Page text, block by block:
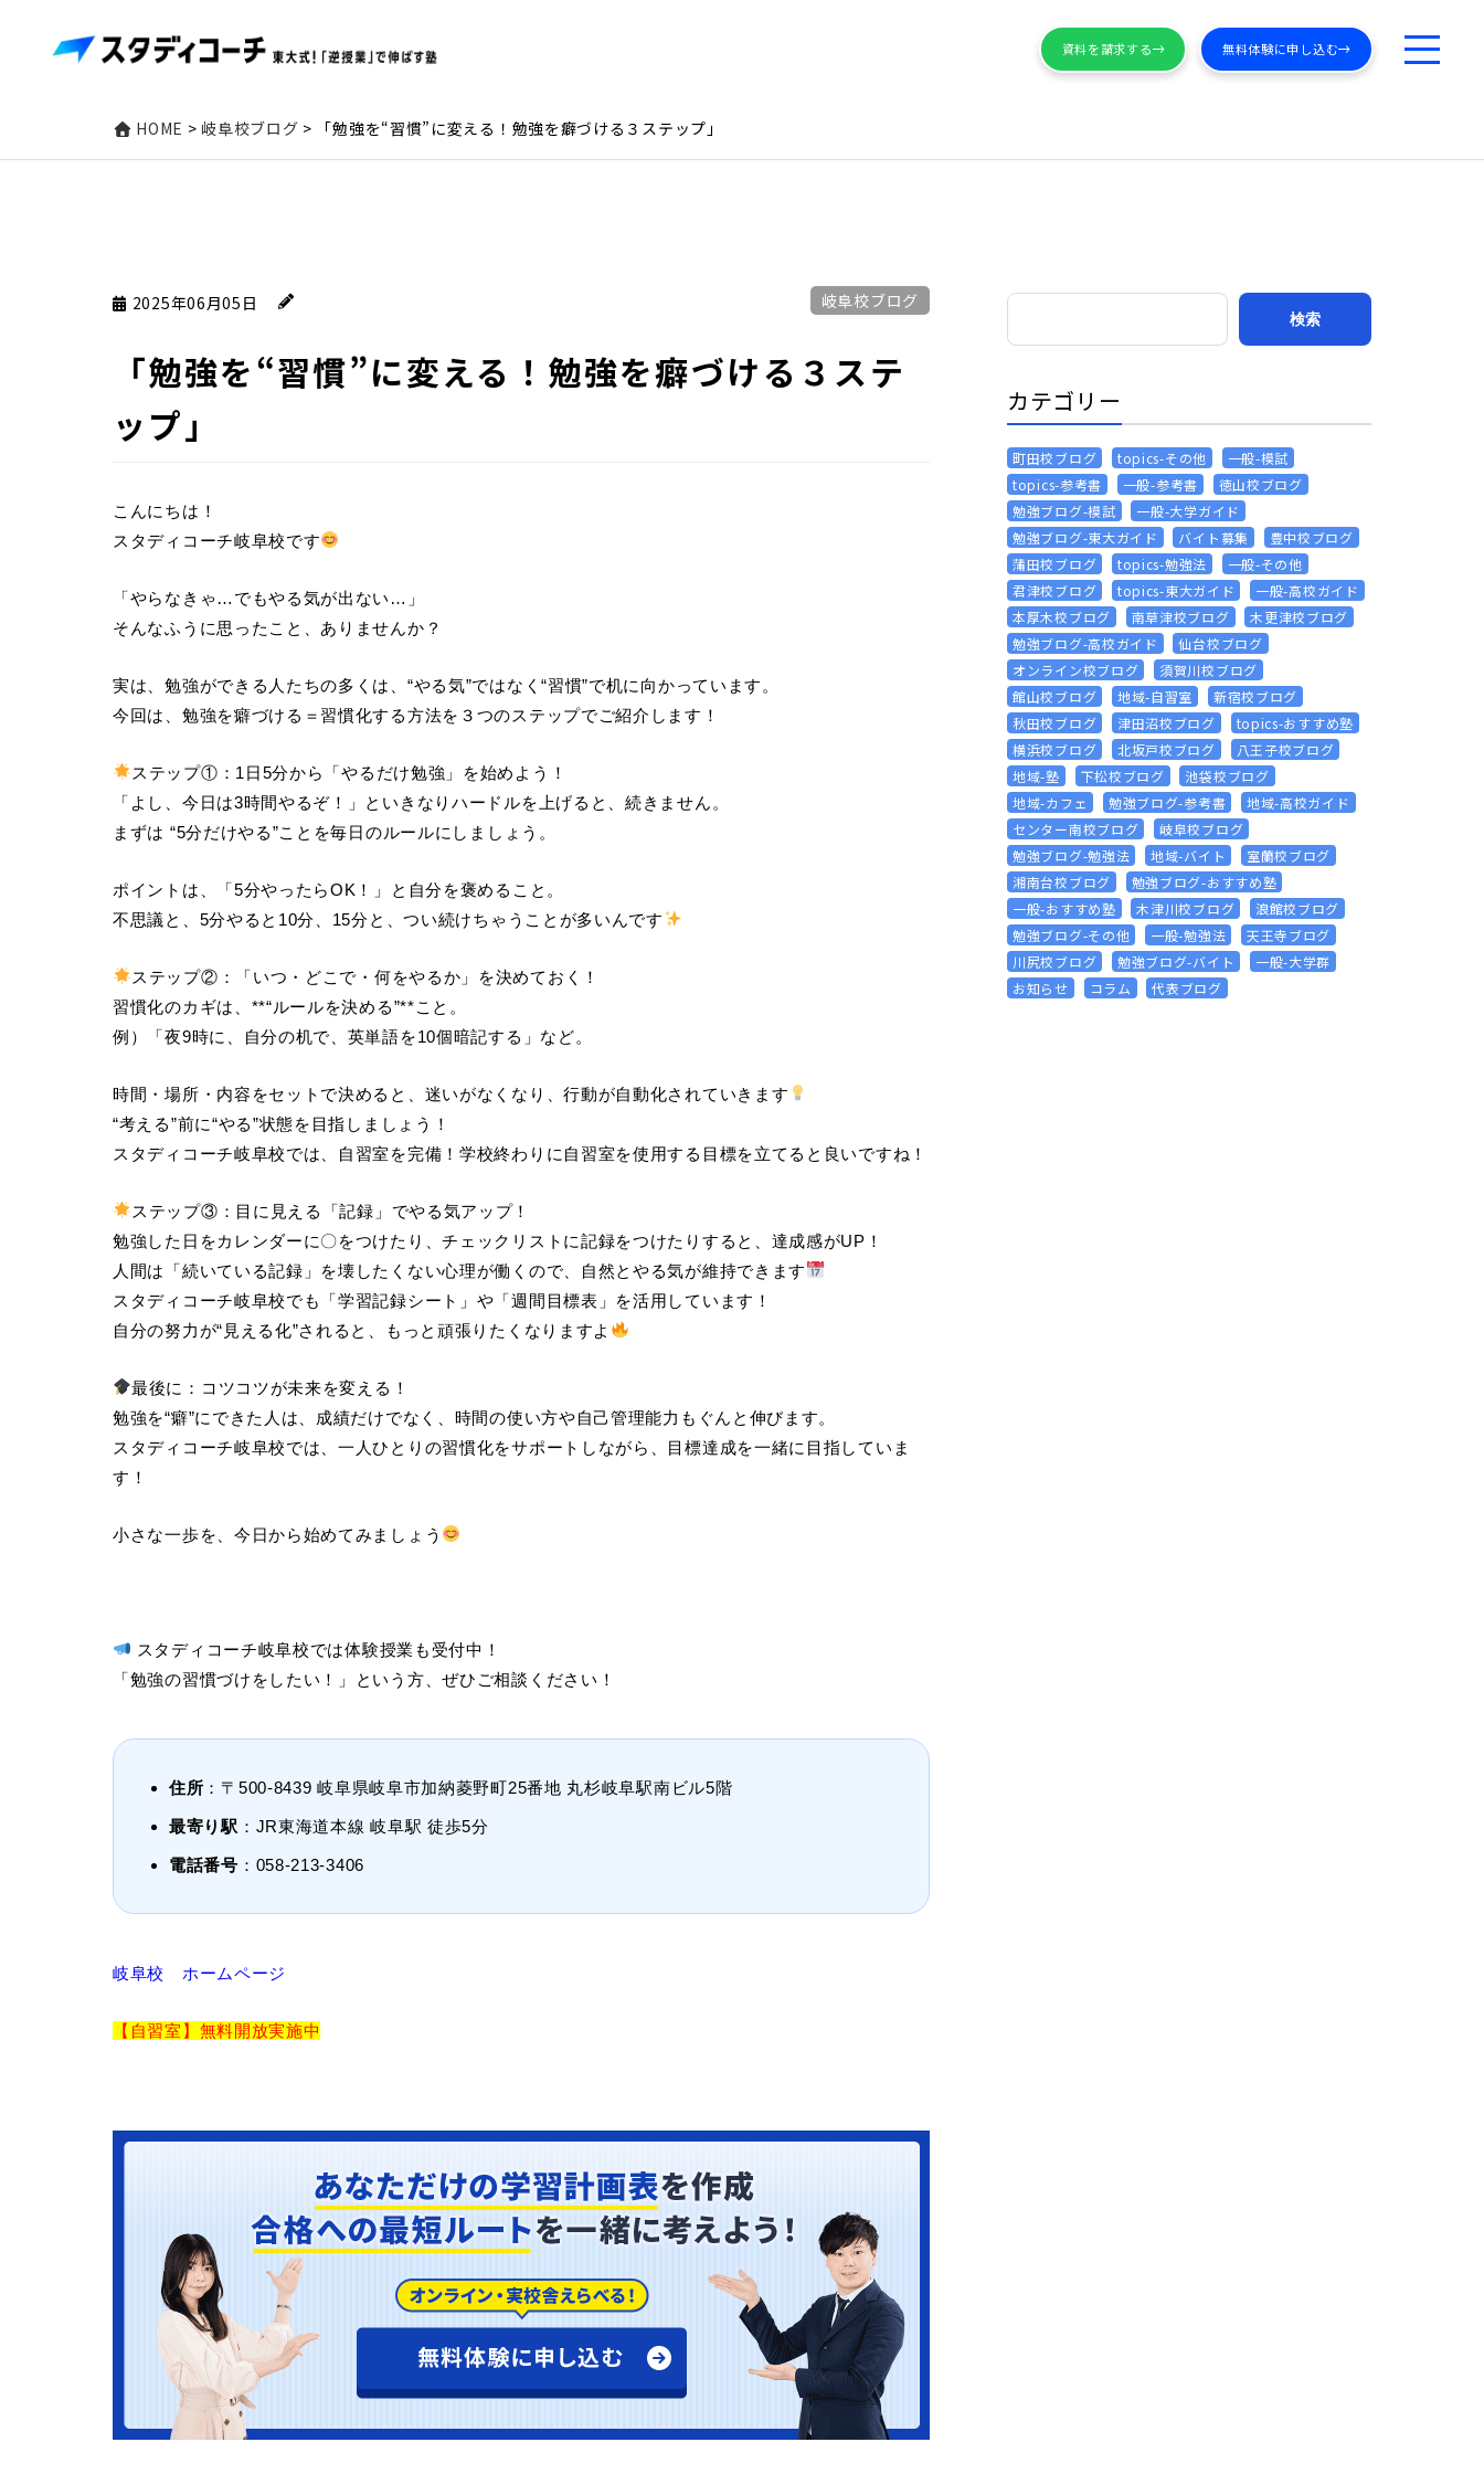
資料を請求する 無料体験に申し込む
HOME > 岐阜校ブログ > 「勉強を“習慣”に変える！勉強を癖づける３ステップ」
2025年06月05日 岐阜校ブログ
「勉強を“習慣”に変える！勉強を癖づける３ステ
ップ」
こんにちは！
スタディコーチ岐阜校です
「やらなきゃ…でもやる気が出ない…」
そんなふうに思ったこと、ありませんか？
実は、勉強ができる人たちの多くは、“やる気”ではなく“習慣”で机に向かっています。
今回は、勉強を癖づける＝習慣化する方法を３つのステップでご紹介します！
ステップ①：1日5分から「やるだけ勉強」を始めよう！
「よし、今日は3時間やるぞ！」といきなりハードルを上げると、続きません。
まずは “5分だけやる”ことを毎日のルールにしましょう。
ポイントは、「5分やったらOK！」と自分を褒めること。
不思議と、5分やると10分、15分と、つい続けちゃうことが多いんです
ステップ②：「いつ・どこで・何をやるか」を決めておく！
習慣化のカギは、**“ルールを決める”**こと。
例）「夜9時に、自分の机で、英単語を10個暗記する」など。
時間・場所・内容をセットで決めると、迷いがなくなり、行動が自動化されていきます
“考える”前に“やる”状態を目指しましょう！
スタディコーチ岐阜校では、自習室を完備！学校終わりに自習室を使用する目標を立てると良いですね！
ステップ③：目に見える「記録」でやる気アップ！
勉強した日をカレンダーに〇をつけたり、チェックリストに記録をつけたりすると、達成感がUP！
人間は「続いている記録」を壊したくない心理が働くので、自然とやる気が維持できます
スタディコーチ岐阜校でも「学習記録シート」や「週間目標表」を活用しています！
自分の努力が“見える化”されると、もっと頑張りたくなりますよ
最後に：コツコツが未来を変える！
勉強を“癖”にできた人は、成績だけでなく、時間の使い方や自己管理能力もぐんと伸びます。
スタディコーチ岐阜校では、一人ひとりの習慣化をサポートしながら、目標達成を一緒に目指していま
す！
小さな一歩を、今日から始めてみましょう
スタディコーチ岐阜校では体験授業も受付中！
「勉強の習慣づけをしたい！」という方、ぜひご相談ください！
住所 ： 〒500-8439 岐阜県岐阜市加納菱野町25番地 丸杉岐阜駅南ビル5階
最寄り駅 ： JR東海道本線 岐阜駅 徒歩5分
電話番号 ： 058-213-3406
岐阜校 ホームページ
【自習室】無料開放実施中
カテゴリー
町田校ブログ topics-その他
一般-模試
topics-参考書
一般-参考書
徳山校ブログ
勉強ブログ-模試
一般-大学ガイド
勉強ブログ-東大ガイド
バイト募集
豊中校ブログ
蒲田校ブログ
topics-勉強法
一般-その他
君津校ブログ
topics-東大ガイド
一般-高校ガイド
本厚木校ブログ
南草津校ブログ
木更津校ブログ
勉強ブログ-高校ガイド
仙台校ブログ
オンライン校ブログ
須賀川校ブログ
館山校ブログ
地域-自習室
新宿校ブログ
秋田校ブログ
津田沼校ブログ
topics-おすすめ塾
横浜校ブログ
北坂戸校ブログ
八王子校ブログ
地域-塾
下松校ブログ
池袋校ブログ
地域-カフェ
勉強ブログ-参考書
地域-高校ガイド
センター南校ブログ
岐阜校ブログ
勉強ブログ-勉強法
地域-バイト
室蘭校ブログ
湘南台校ブログ
勉強ブログ-おすすめ塾
一般-おすすめ塾
木津川校ブログ
浪館校ブログ
勉強ブログ-その他
一般-勉強法
天王寺ブログ
川尻校ブログ
勉強ブログ-バイト
一般-大学群
お知らせ
コラム 代表ブログ